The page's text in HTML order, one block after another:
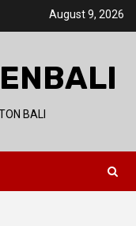
August 9, 2026
BALI